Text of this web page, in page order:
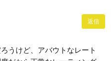
返信
うけど、アバウトなレート